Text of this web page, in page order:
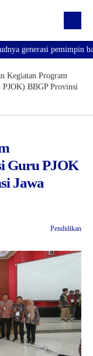
generasi pemimpin
Kegiatan Program
PJOK) BBGP Provinsi
Guru PJOK
Jawa
Pendidikan